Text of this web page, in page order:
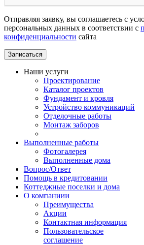
Отправляя заявку, вы соглашаетесь с
персональных данных в соответствии с
конфиденциальности сайта
Наши услуги
Проектирование
Каталог проектов
Фундамент и кровля
Устройство коммуникаций
Отделочные работы
Монтаж заборов
Выполненные работы
Фотогалерея
Выполненные дома
Вопрос/Ответ
Помощь в кредитовании
Коттеджные поселки и дома
О компаниии
Преимущества
Акции
Контактная информация
Пользовательское
соглашение